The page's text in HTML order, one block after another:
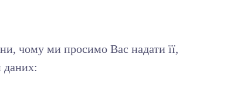
чому ми просимо Вас надати її,
даних: